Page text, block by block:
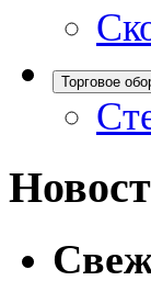
Торговое